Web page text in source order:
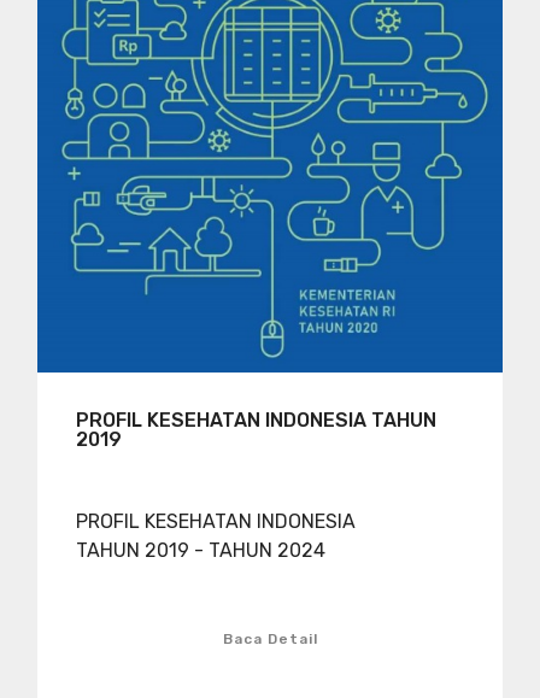
PROFIL KESEHATAN INDONESIA TAHUN
2019
PROFIL KESEHATAN INDONESIA
TAHUN 2019 - TAHUN 2024
Baca Detail